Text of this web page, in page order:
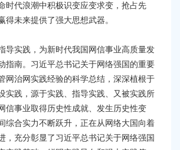
时代浪潮中积极识变应变求变，抢占先
得未来提供了强大思想武器。
实践，为新时代我国网信事业高质量发
指南。习近平总书记关于网络强国的重要
网治网实践经验的科学总结，深深植根于
实践，源于实践、指导实践、又被实践所
信事业取得历史性成就、发生历史性变
综合实力不断跃升，正在从网络大国向着
，充分彰显了习近平总书记关于网络强国